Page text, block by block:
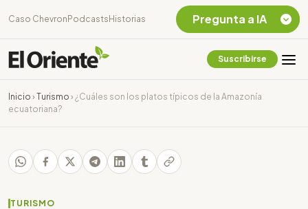
Caso Chevron Podcasts Historias
Suscribirse
Inicio › Turismo › ¿Cuáles son los platos típicos de la Amazonía
ecuatoriana?
TURISMO
Pregunta a IA
Chevron Ecuador